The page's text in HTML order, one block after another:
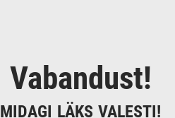
Vabandust!
MIDAGI LÄKS VALESTI!